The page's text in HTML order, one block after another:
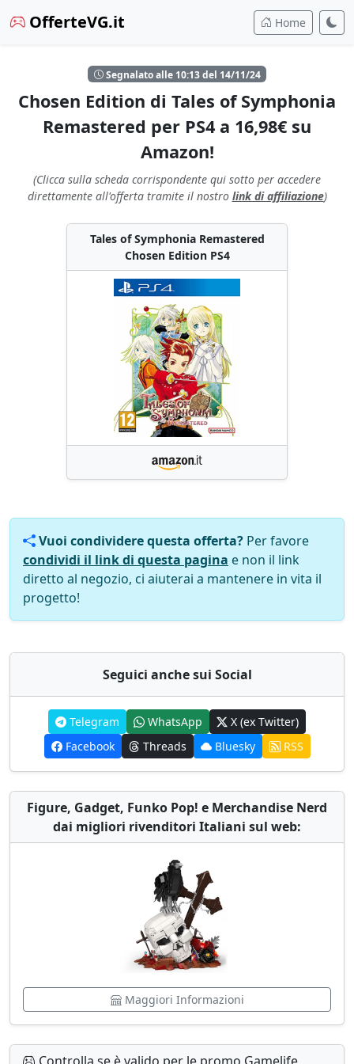
OfferteVG.it Home
Segnalato alle 10:13 del 14/11/24
Chosen Edition di Tales of Symphonia
Remastered per PS4 a 16,98€ su
Amazon!
(Clicca sulla scheda corrispondente qui sotto per accedere
direttamente all'offerta tramite il nostro link di affiliazione)
Tales of Symphonia Remastered
Chosen Edition PS4
Vuoi condividere questa offerta? Per favore
condividi il link di questa pagina e non il link
diretto al negozio, ci aiuterai a mantenere in vita il
progetto!
Seguici anche sui Social
Telegram WhatsApp
X (ex Twitter)
Facebook
Threads Bluesky RSS
Figure, Gadget, Funko Pop! e Merchandise Nerd
dai migliori rivenditori Italiani sul web:
Maggiori Informazioni